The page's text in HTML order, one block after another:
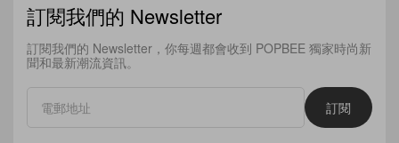
訂閱我們的 Newsletter
訂閱我們的 Newsletter，你每週都會收到 POPBEE 獨家時尚新
聞和最新潮流資訊。
訂閱